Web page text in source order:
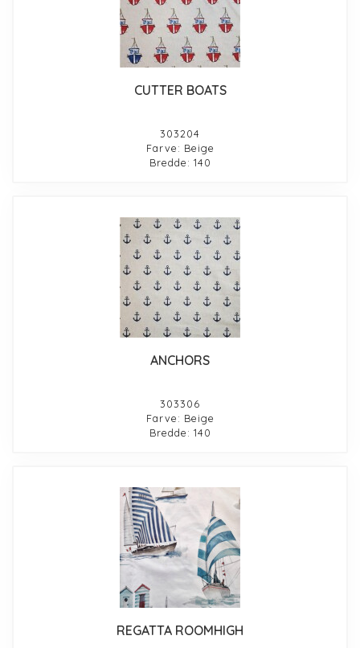
CUTTER BOATS
303204
Farve: Beige
Bredde: 140
ANCHORS
303306
Farve: Beige
Bredde: 140
REGATTA ROOMHIGH